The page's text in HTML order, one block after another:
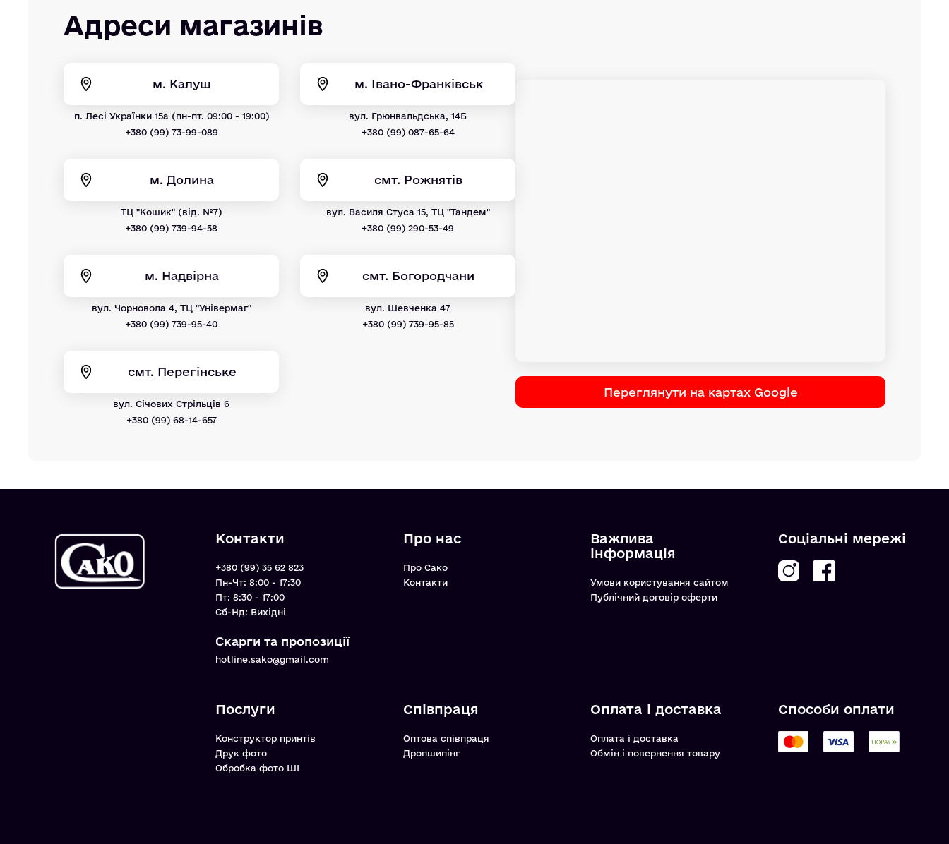
Адреси магазинів
м. Калуш
п. Лесі Українки 15а (пн-пт. 09:00 - 19:00)
+380 (99) 73-99-089
м. Івано-Франківськ
вул. Грюнвальдська, 14Б
+380 (99) 087-65-64
м. Долина
ТЦ "Кошик" (від. №7)
+380 (99) 739-94-58
смт. Рожнятів
вул. Василя Стуса 15, ТЦ "Тандем"
+380 (99) 290-53-49
м. Надвірна
вул. Чорновола 4, ТЦ "Універмаг"
+380 (99) 739-95-40
смт. Богородчани
вул. Шевченка 47
+380 (99) 739-95-85
смт. Перегінське
вул. Січових Стрільців 6
+380 (99) 68-14-657
Переглянути на картах Google
Контакти
+380 (99) 35 62 823
Пн-Чт: 8:00 - 17:30
Пт: 8:30 - 17:00
Cб-Нд: Вихідні
Скарги та пропозиції
hotline.sako@gmail.com
Про нас
Про Сако
Контакти
Важлива
інформація
Умови користування сайтом
Публічний договір оферти
Соціальні мережі
Послуги
Конструктор принтів
Друк фото
Обробка фото ШІ
Співпраця
Оптова співпраця
Дропшипінг
Оплата і доставка
Оплата і доставка
Обмін і повернення товару
Способи оплати